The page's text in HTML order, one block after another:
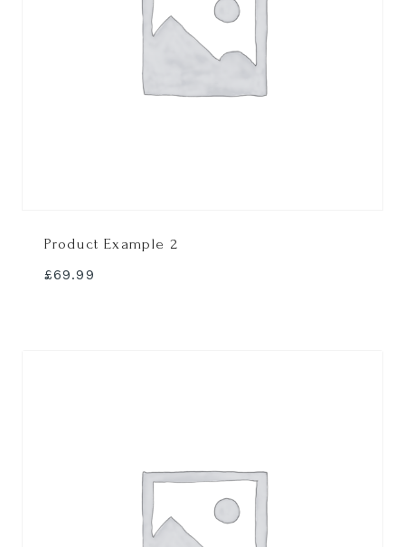
Product Example 2
£69.99